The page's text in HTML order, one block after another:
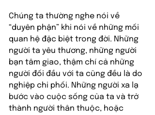
Chúng ta thường nghe nói về
“duyên phận” khi nói về những mối
quan hệ đặc biệt trong đời. Những
người ta yêu thương, những người
bạn tâm giao, thậm chí cả những
người đối đầu với ta cũng đều là do
nghiệp chi phối. Những người xa lạ
bước vào cuộc sống của ta và trở
thành người thân thuộc, hoặc